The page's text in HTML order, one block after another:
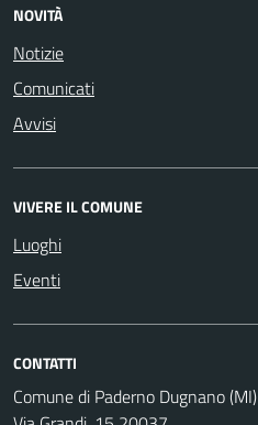
NOVITÀ
Notizie
Comunicati
Avvisi
VIVERE IL COMUNE
Luoghi
Eventi
CONTATTI
Comune di Paderno Dugnano (MI)